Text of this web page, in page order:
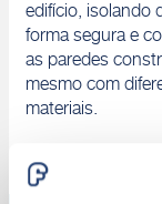
edifício, isolando
forma segura e
as paredes
mesmo com
materiais.